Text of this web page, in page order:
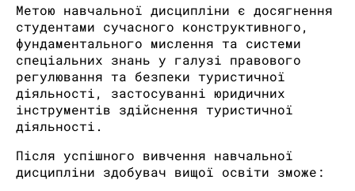
Метою навчальної дисципліни є досягнення
студентами сучасного конструктивного,
фундаментального мислення та системи
спеціальних знань у галузі правового
регулювання та безпеки туристичної
діяльності, застосуванні юридичних
інструментів здійснення туристичної
діяльності.
Після успішного вивчення навчальної
дисципліни здобувач вищої освіти зможе: